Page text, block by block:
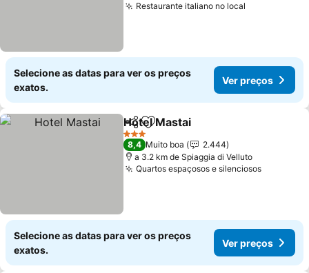
Restaurante italiano no local
Selecione as datas para ver os preços
exatos.
Ver preços
PartilharAdicionar aos favoritos
Hotel Mastai
3 Estrelas
8,4 Muito boa
2.444
a 3.2 km de Spiaggia di Velluto
Quartos espaçosos e silenciosos
Selecione as datas para ver os preços
exatos.
Ver preços